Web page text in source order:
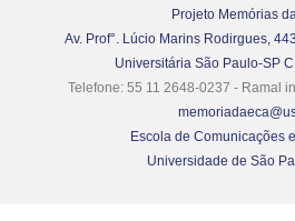
Projeto Memórias
Av. Prof°. Lúcio Marins Rodirgues,
Universitária São Paulo-SP
Telefone: 55 11 2648-0237 - Ramal
Escola de Comunicações
Universidade de São